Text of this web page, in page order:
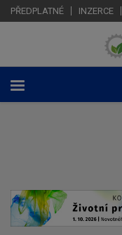
PŘEDPLATNÉ INZERCE